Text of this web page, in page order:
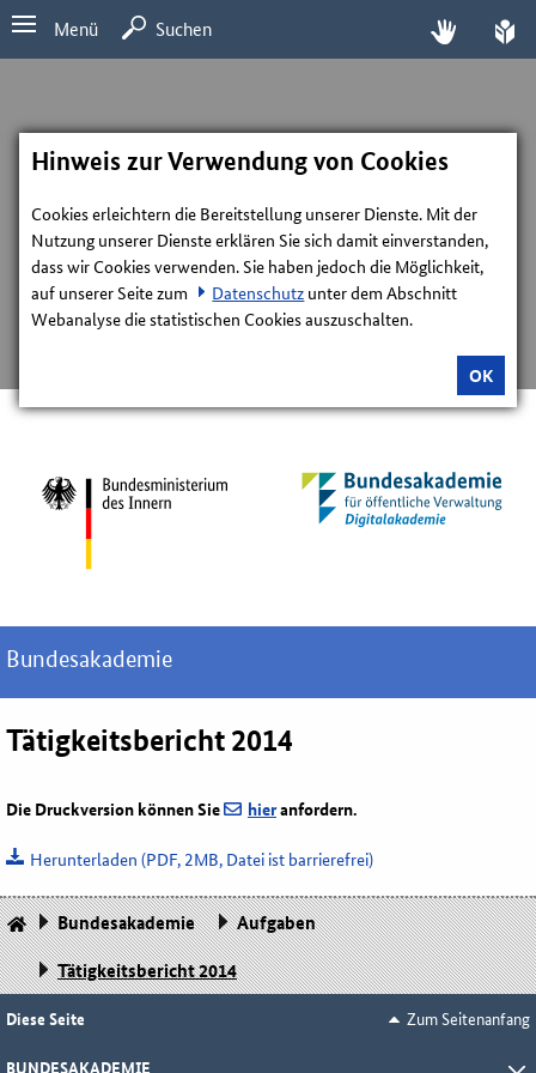
Menü Suchen
Hinweis zur Verwendung von Cookies
Cookies erleichtern die Bereitstellung unserer Dienste. Mit der
Nutzung unserer Dienste erklären Sie sich damit einverstanden,
dass wir Cookies verwenden. Sie haben jedoch die Möglichkeit,
auf unserer Seite zum
Datenschutz unter dem Abschnitt
Webanalyse die statistischen Cookies auszuschalten.
OK
Bundesakademie
Tätigkeitsbericht 2014
Die Druckversion können Sie hieranfordern.
Herunterladen (PDF, 2MB, Datei ist barrierefrei)
Bundesakademie
Aufgaben
Tätigkeitsbericht 2014
Diese Seite Zum Seitenanfang
BUNDESAKADEMIE